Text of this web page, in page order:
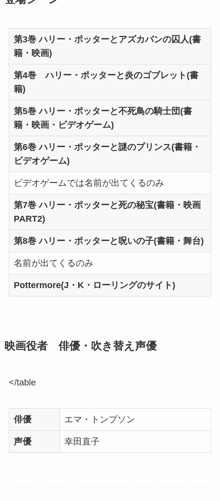
第3巻 ハリー・ポッターとアズカバンの囚人(書
籍・映画)
第4巻 ハリー・ポッターと炎のゴブレット(書
籍)
第5巻 ハリー・ポッターと不死鳥の騎士団(書
籍・映画・ビデオゲーム)
第6巻 ハリー・ポッターと謎のプリンス(書籍・
ビデオゲーム)
ビデオゲームでは名前が出てくるのみ
第7巻 ハリー・ポッターと死の秘宝(書籍・映画
PART2)
第8巻 ハリー・ポッターと呪いの子(書籍・舞台)
名前が出てくるのみ
Pottermore(J・K・ローリングのサイト)
映画役者 俳優・吹き替え声優
</table
俳優 エマ・トンプソン
声優 幸田直子